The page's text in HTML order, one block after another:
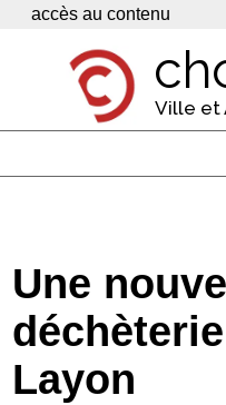
Panneau de gestion des cookies
accès au contenu
Ville et
Economie
Services
Contacts
Une
Layon